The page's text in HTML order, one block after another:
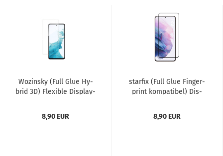
Wo­zin­sky (Full Glue Hy­
brid 3D) Fle­xi­ble Dis­play­
8,90 EUR
star­fix (Full Glue Fin­ger­
print kom­pa­ti­bel) Dis­
8,90 EUR